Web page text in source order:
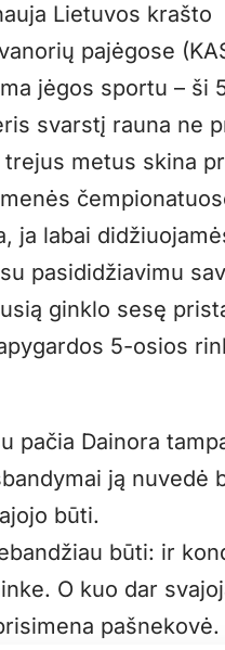
Lietuvos krašto
pajėgose
jėgos sportu – ši
svarstį rauna ne
trejus metus skina
ja labai
pasididžiavimu
ginklo sesę
5-osios
pačia Dainora
ją nuvedė
būti.
būti: ir
O kuo dar
pašnekovė.